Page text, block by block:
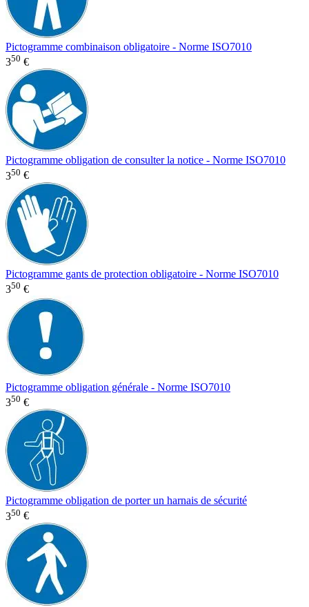
Pictogramme combinaison obligatoire - Norme ISO7010
350 €
Pictogramme obligation de consulter la notice - Norme ISO7010
350 €
Pictogramme gants de protection obligatoire - Norme ISO7010
350 €
Pictogramme obligation générale - Norme ISO7010
350 €
Pictogramme obligation de porter un harnais de sécurité
350 €